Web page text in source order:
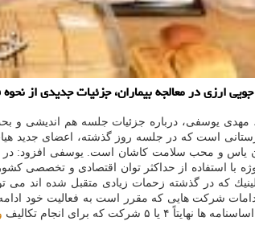
ارزی در معالجه بیماران، جزئیات جدیدی از
مهدی یوسفی، درباره جزئیات جلسه هم اندیشی
است كه در جلسه روز گذشته، اعضای جدید
و محب سلامت كاشان است. یوسفی افزود: در
با استفاده از حداكثر توان اقتصادی و تخصصی
كه در گذشته زحمات زیادی متقبل شده اند می
شركت هایی كه مقرر است به فعالیت خود
شركت كه برای انجام تكالیف